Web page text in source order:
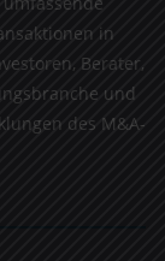
in
Berater,
und
des M&A-